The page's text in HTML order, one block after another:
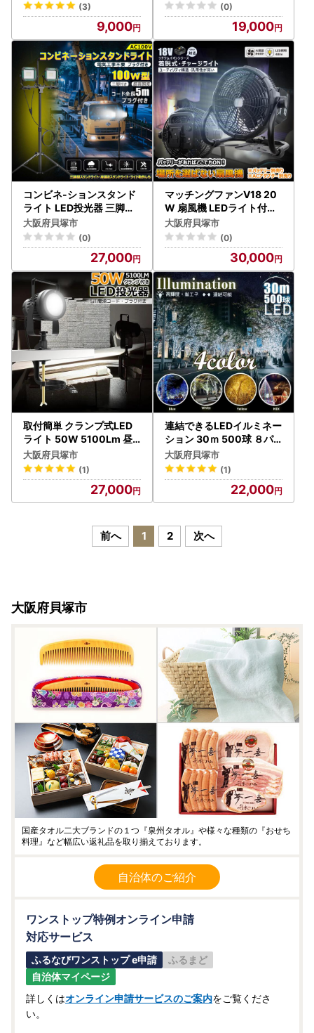
ール付属 人感センサー機
能あり 電球色 昼白色 Type
(3)
9,000
コ-ド 通気弁付き LD-30C
P
(0)
19,000
コンビネ-ションスタンド
ライト LED投光器 三脚付
100W 10000lm プラグ付
き SK-100ZJ
大阪府貝塚市
(0)
27,000
マッチングファンV18 20
W 扇風機 LEDライト付き
バッテリー着脱式 マキタ
バッテリーが使える扇風機
ポータブル コードレス 充
電式 バッテリー式 YC-B1
2F
大阪府貝塚市
(0)
30,000
取付簡単 クランプ式LED
ライト 50W 5100Lm 昼
白色 プラグ付き クランプ
ライト LED投光器 ハンド
ランプ ハンドライト フロ
スト BBQ 納屋 倉庫 DIY バ
ーベキュー アウトドア ガ
大阪府貝塚市
(1)
27,000
連結できるLEDイルミネー
ション 30ｍ 500球 ８パ
ターン点灯（イエロー オ
レンジ） イルミネーショ
ン 電飾 連結 長い ロング
ストリングライト ライト
アップ ストレート イルミ
リスマス ハロウィン イベ
ント照明 コントローラー
大阪府貝塚市
(1)
22,000
前へ 1 2 次へ
大阪府貝塚市
国産タオル二大ブランドの１つ『泉州タオル』や様々な種類の『おせち
料理』など幅広い返礼品を取り揃えております。
自治体のご紹介
ワンストップ特例オンライン申請
対応サービス
ふるなびワンストップ e申請
ふるまど
自治体マイページ
詳しくはオンライン申請サービスのご案内をご覧くださ
い。